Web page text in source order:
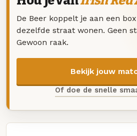
De Beer koppelt je aan een
dezelfde straat wonen. Geen
Gewoon raak.
Bekijk jouw
Of doe de snelle